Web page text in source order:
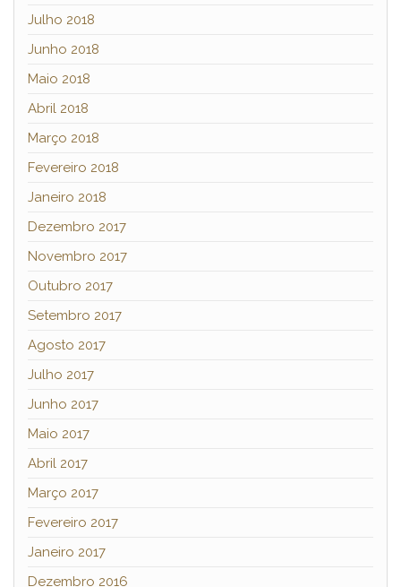
Julho 2018
Junho 2018
Maio 2018
Abril 2018
Março 2018
Fevereiro 2018
Janeiro 2018
Dezembro 2017
Novembro 2017
Outubro 2017
Setembro 2017
Agosto 2017
Julho 2017
Junho 2017
Maio 2017
Abril 2017
Março 2017
Fevereiro 2017
Janeiro 2017
Dezembro 2016